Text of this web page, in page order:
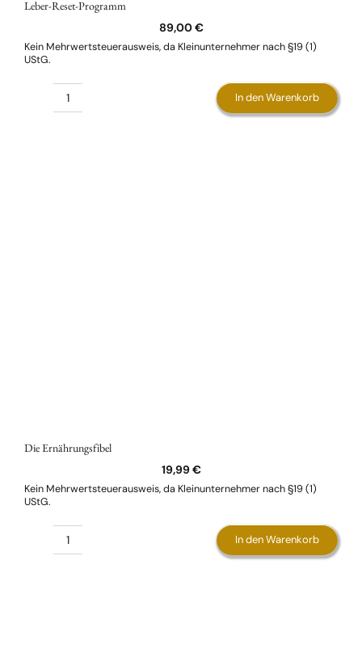
Leber-Reset-Programm
89,00€
Kein Mehrwertsteuerausweis, da Kleinunternehmer nach §19 (1)
UStG.
Leber-
In den Warenkorb
Die Ernährungsfibel
19,99€
Kein Mehrwertsteuerausweis, da Kleinunternehmer nach §19 (1)
UStG.
Die
In den Warenkorb